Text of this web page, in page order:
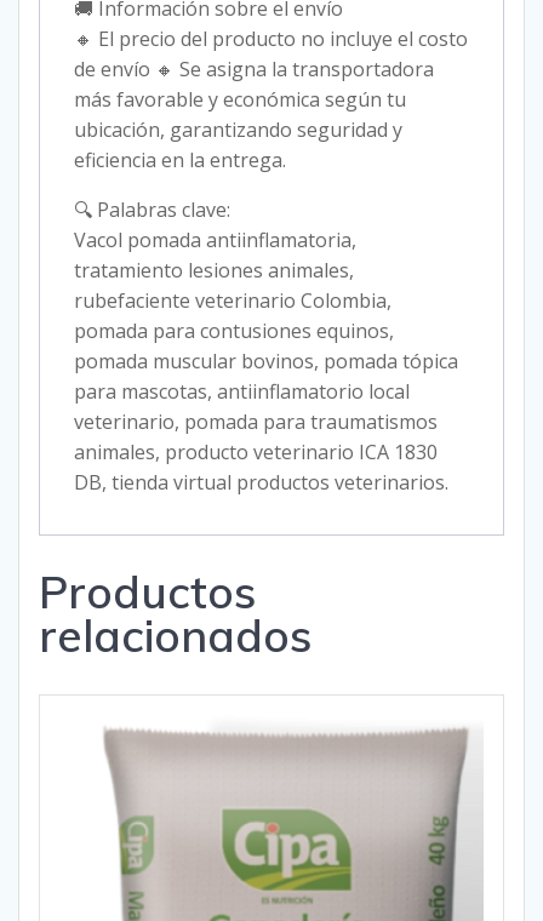
🚚 Información sobre el envío
🔸 El precio del producto no incluye el costo
de envío 🔸 Se asigna la transportadora
más favorable y económica según tu
ubicación, garantizando seguridad y
eficiencia en la entrega.
🔍 Palabras clave:
Vacol pomada antiinflamatoria,
tratamiento lesiones animales,
rubefaciente veterinario Colombia,
pomada para contusiones equinos,
pomada muscular bovinos, pomada tópica
para mascotas, antiinflamatorio local
veterinario, pomada para traumatismos
animales, producto veterinario ICA 1830
DB, tienda virtual productos veterinarios.
Productos
relacionados